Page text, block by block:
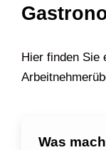
Hier finden Sie
Was